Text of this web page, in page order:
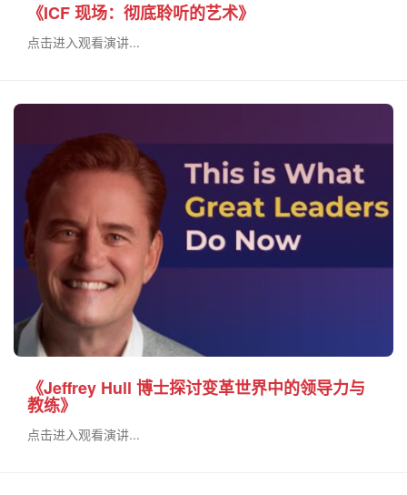
《ICF 现场：彻底聆听的艺术》
点击进入观看演讲...
《Jeffrey Hull 博士探讨变革世界中的领导力与
教练》
点击进入观看演讲...